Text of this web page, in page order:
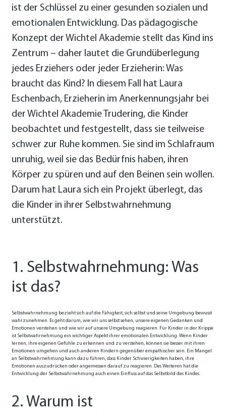
ist der Schlüssel zu einer gesunden sozialen und
emotionalen Entwicklung. Das pädagogische
Konzept der Wichtel Akademie stellt das Kind ins
Zentrum – daher lautet die Grundüberlegung
jedes Erziehers oder jeder Erzieherin: Was
braucht das Kind? In diesem Fall hat Laura
Eschenbach, Erzieherin im Anerkennungsjahr bei
der Wichtel Akademie Trudering, die Kinder
beobachtet und festgestellt, dass sie teilweise
schwer zur Ruhe kommen. Sie sind im Schlafraum
unruhig, weil sie das Bedürfnis haben, ihren
Körper zu spüren und auf den Beinen sein wollen.
Darum hat Laura sich ein Projekt überlegt, das
die Kinder in ihrer Selbstwahrnehmung
unterstützt.
1. Selbstwahrnehmung: Was
ist das?
Selbstwahrnehmung bezieht sich auf die Fähigkeit, sich selbst und seine Umgebung bewusst
wahrzunehmen. Es geht darum, wie wir uns selbst sehen, unsere eigenen Gedanken und
Emotionen verstehen und wie wir auf unsere Umgebung reagieren. Für Kinder in der Krippe
ist Selbstwahrnehmung ein wichtiger Aspekt ihrer emotionalen Entwicklung. Wenn Kinder
lernen, ihre eigenen Gefühle zu erkennen und zu verstehen, können sie besser mit ihren
Emotionen umgehen und auch anderen Kindern gegenüber empathischer sein. Ein Mangel
an Selbstwahrnehmung kann dazu führen, dass Kinder Schwierigkeiten haben, ihre
Emotionen auszudrücken oder angemessen darauf zu reagieren. Des Weiteren hat die
Entwicklung der Selbstwahrnehmung auch einen Einfluss auf das Selbstbild des Kindes.
2. Warum ist